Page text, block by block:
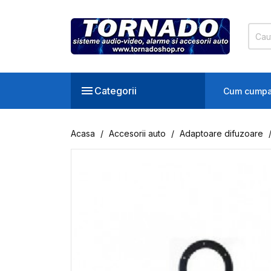
 Categorii Cum
Acasa Accesorii auto Adaptoare difuzoare